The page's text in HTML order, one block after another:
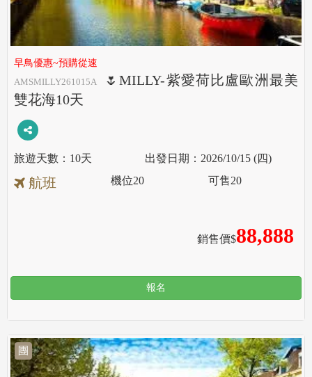
早鳥優惠~預購從速
AMSMILLY261015A
🌷MILLY-紫愛荷比盧歐洲最美
雙花海10天
10天 2026/10/15 (四)
航班
銷售價$88,888
機位20 可售20
報名
團